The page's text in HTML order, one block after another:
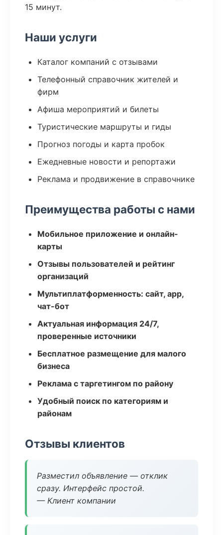
15 минут.
Наши услуги
Каталог компаний с отзывами
Телефонный справочник жителей и
фирм
Афиша мероприятий и билеты
Туристические маршруты и гиды
Прогноз погоды и карта пробок
Ежедневные новости и репортажи
Реклама и продвижение в справочнике
Преимущества работы с нами
Мобильное приложение и онлайн-
карты
Отзывы пользователей и рейтинг
организаций
Мультиплатформенность: сайт, app,
чат-бот
Актуальная информация 24/7,
проверенные источники
Бесплатное размещение для малого
бизнеса
Реклама с таргетингом по району
Удобный поиск по категориям и
районам
Отзывы клиентов
Разместил объявление — отклик
сразу. Интерфейс простой.
— Клиент компании